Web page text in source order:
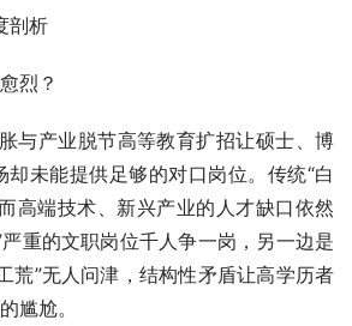
剖析
烈？
与产业脱节高等教育扩招让硕士、博
未能提供足够的对口岗位。传统“白
高端技术、新兴产业的人才缺口依然
重的文职岗位千人争一岗，另一边是
荒”无人问津，结构性矛盾让高学历者
尴尬。